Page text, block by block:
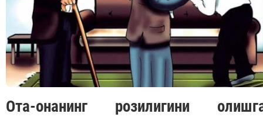
Ота-онанинг розилигини